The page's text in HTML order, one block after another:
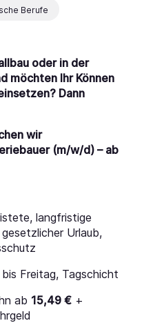
Berufe
oder in der
möchten Ihr Können
Dann
wir
(m/w/d) – ab
langfristige
Urlaub,
Freitag, Tagschicht
ab 15,49 € +